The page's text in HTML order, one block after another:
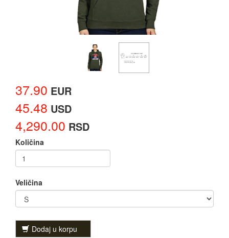
37.90 EUR
45.48 USD
4,290.00 RSD
Količina
Veličina
Dodaj u korpu